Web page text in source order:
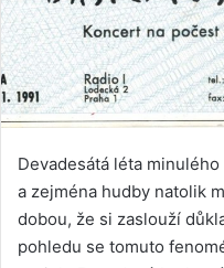
Devadesátá léta
a zejména hudby natolik
dobou, že si zaslouží
pohledu se tomuto